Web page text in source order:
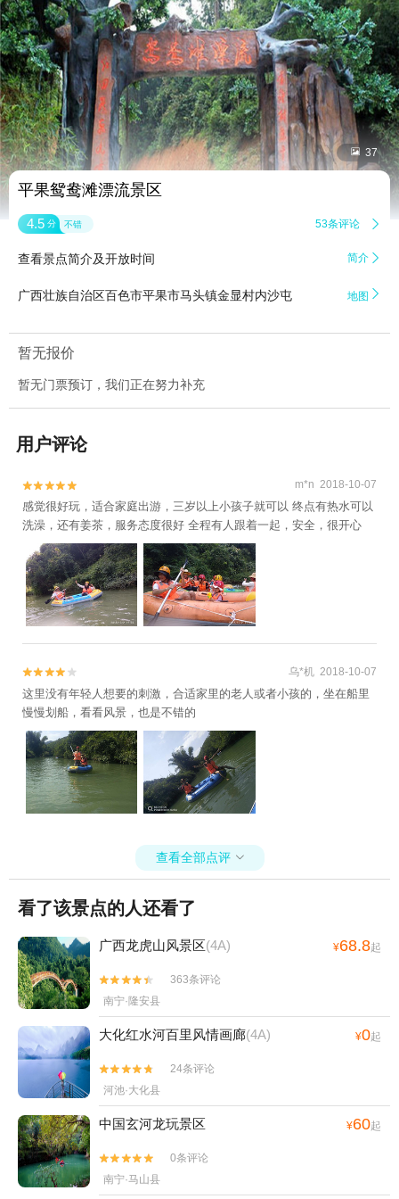
 37
平果鸳鸯滩漂流景区
4.5 分 不错 53条评论 
查看景点简介及开放时间 简介 
广西壮族自治区百色市平果市马头镇金显村内沙屯 地图 
暂无报价
暂无门票预订，我们正在努力补充
用户评论

 m*n 2018-10-07
感觉很好玩，适合家庭出游，三岁以上小孩子就可以 终点有热水可以
洗澡，还有姜茶，服务态度很好 全程有人跟着一起，安全，很开心

 乌*机 2018-10-07
这里没有年轻人想要的刺激，合适家里的老人或者小孩的，坐在船里
慢慢划船，看看风景，也是不错的
查看全部点评 
看了该景点的人还看了
广西龙虎山风景区(4A) ¥68.8起


363条评论
南宁·隆安县
大化红水河百里风情画廊(4A) ¥0起


24条评论
河池·大化县
中国玄河龙玩景区 ¥60起


0条评论
南宁·马山县
